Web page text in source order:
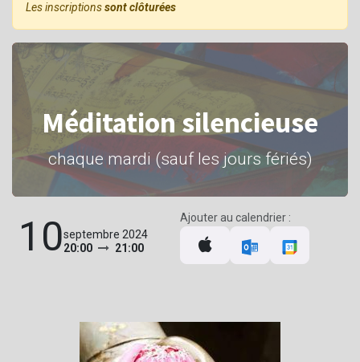
Les inscriptionssont clôturées
Méditation silencieuse
chaque mardi (sauf les jours fériés)
10septembre 2024
20:00
21:00
Ajouter au calendrier :